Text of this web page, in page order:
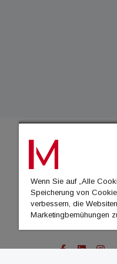
Wenn Sie auf „Alle
Speicherung von
verbessern, die
Marketingbemühungen